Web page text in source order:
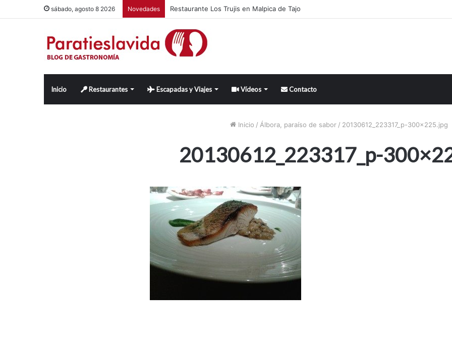
sábado, agosto 8 2026 Novedades Restaurante Los Trujis en Malpica de Tajo
Inicio Restaurantes Escapadas y Viajes Vídeos Contacto
Inicio / Álbora, paraíso de sabor / 20130612_223317_p-300×225.jpg
20130612_223317_p-